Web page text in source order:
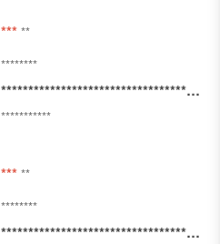
*** **
********
***********************************************************************************************
***********
*** **
********
***********************************************************************************************